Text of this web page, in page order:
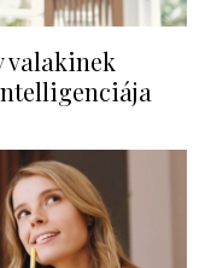
valakinek